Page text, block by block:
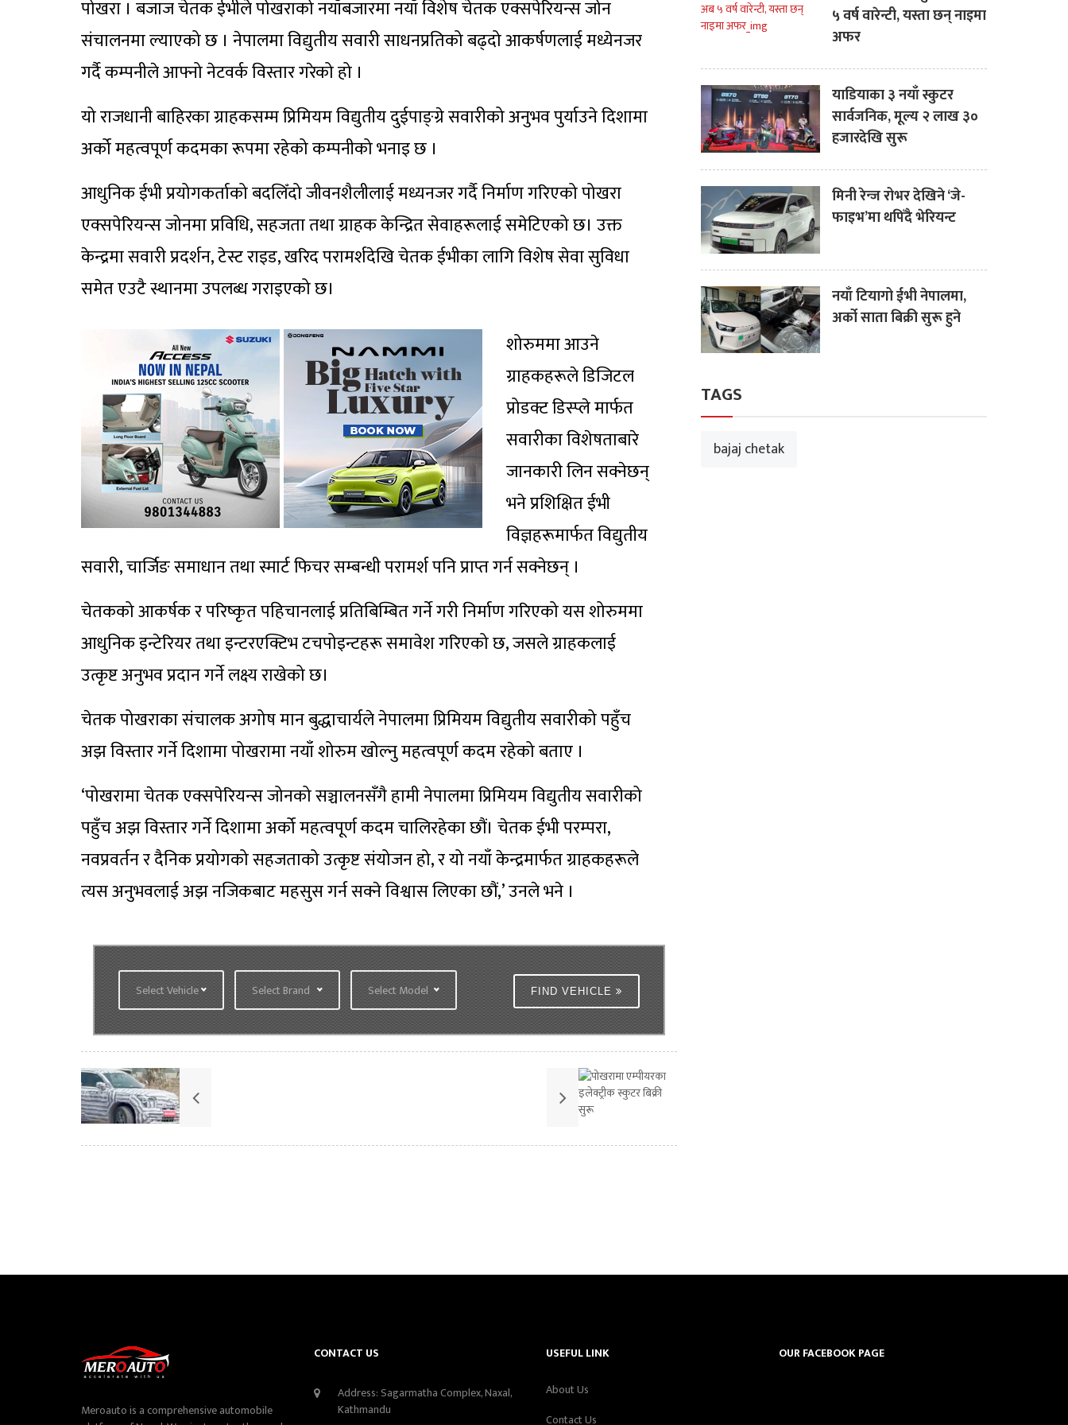
पोखरा । बजाज चेतक ईभीले पोखराको नयाँबजारमा नयाँ विशेष चेतक एक्सपेरियन्स जोन
संचालनमा ल्याएको छ । नेपालमा विद्युतीय सवारी साधनप्रतिको बढ्दो आकर्षणलाई मध्येनजर
गर्दै कम्पनीले आफ्नो नेटवर्क विस्तार गरेको हो ।
यो राजधानी बाहिरका ग्राहकसम्म प्रिमियम विद्युतीय दुईपाङ्ग्रे सवारीको अनुभव पुर्याउने दिशामा
अर्को महत्वपूर्ण कदमका रूपमा रहेको कम्पनीको भनाइ छ ।
आधुनिक ईभी प्रयोगकर्ताको बदलिँदो जीवनशैलीलाई मध्यनजर गर्दै निर्माण गरिएको पोखरा
एक्सपेरियन्स जोनमा प्रविधि, सहजता तथा ग्राहक केन्द्रित सेवाहरूलाई समेटिएको छ। उक्त
केन्द्रमा सवारी प्रदर्शन, टेस्ट राइड, खरिद परामर्शदेखि चेतक ईभीका लागि विशेष सेवा सुविधा
समेत एउटै स्थानमा उपलब्ध गराइएको छ।
शोरुममा आउने
ग्राहकहरूले डिजिटल
प्रोडक्ट डिस्प्ले मार्फत
सवारीका विशेषताबारे
जानकारी लिन सक्नेछन्
भने प्रशिक्षित ईभी
विज्ञहरूमार्फत विद्युतीय
सवारी, चार्जिङ समाधान तथा स्मार्ट फिचर सम्बन्धी परामर्श पनि प्राप्त गर्न सक्नेछन् ।
चेतकको आकर्षक र परिष्कृत पहिचानलाई प्रतिबिम्बित गर्ने गरी निर्माण गरिएको यस शोरुममा
आधुनिक इन्टेरियर तथा इन्टरएक्टिभ टचपोइन्टहरू समावेश गरिएको छ, जसले ग्राहकलाई
उत्कृष्ट अनुभव प्रदान गर्ने लक्ष्य राखेको छ।
चेतक पोखराका संचालक अगोष मान बुद्धाचार्यले नेपालमा प्रिमियम विद्युतीय सवारीको पहुँच
अझ विस्तार गर्ने दिशामा पोखरामा नयाँ शोरुम खोल्नु महत्वपूर्ण कदम रहेको बताए ।
‘पोखरामा चेतक एक्सपेरियन्स जोनको सञ्चालनसँगै हामी नेपालमा प्रिमियम विद्युतीय सवारीको
पहुँच अझ विस्तार गर्ने दिशामा अर्को महत्वपूर्ण कदम चालिरहेका छौं। चेतक ईभी परम्परा,
नवप्रवर्तन र दैनिक प्रयोगको सहजताको उत्कृष्ट संयोजन हो, र यो नयाँ केन्द्रमार्फत ग्राहकहरूले
त्यस अनुभवलाई अझ नजिकबाट महसुस गर्न सक्ने विश्वास लिएका छौं,’ उनले भने ।
Select Vehicle Select Brand Select Model FIND VEHICLE
५ वर्ष वारेन्टी, यस्ता छन् नाइमा
अफर
याडियाका ३ नयाँ स्कुटर
सार्वजनिक, मूल्य २ लाख ३०
हजारदेखि सुरू
मिनी रेन्ज रोभर देखिने ‘जे-
फाइभ’मा थपिँदै भेरियन्ट
नयाँ टियागो ईभी नेपालमा,
अर्को साता बिक्री सुरू हुने
TAGS
bajaj chetak
Meroauto is a comprehensive automobile
CONTACT US
Address: Sagarmatha Complex, Naxal,
Kathmandu
USEFUL LINK
About Us
Contact Us
OUR FACEBOOK PAGE